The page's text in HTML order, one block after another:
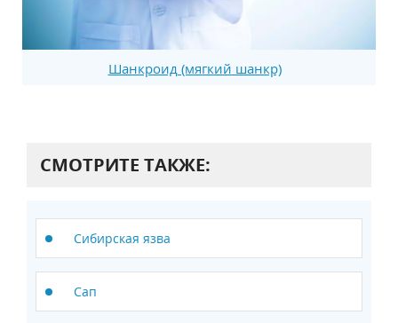
Шанкроид (мягкий шанкр)
СМОТРИТЕ ТАКЖЕ:
Сибирская язва
Сап